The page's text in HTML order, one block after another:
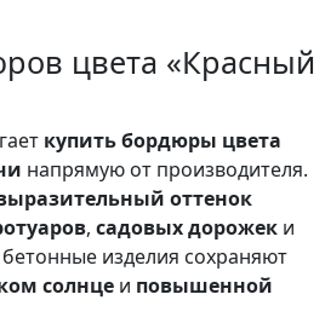
цвета «Красный
купить бордюры цвета
напрямую от производителя.
оттенок
, садовых дорожек и
изделия сохраняют
солнце и повышенной